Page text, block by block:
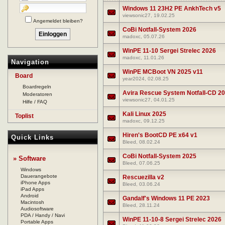
Angemeldet bleiben?
Navigation
Board
Boardregeln
Moderatoren
Hilfe / FAQ
Toplist
Quick Links
» Software
Windows
Dauerangebote
iPhone Apps
iPad Apps
Android
Macintosh
Audiosoftware
PDA / Handy / Navi
Portable Apps
Windows 11 23H2 PE AnkhTech v5
viewsonic27, 19.02.25
CoBi Notfall-System 2026
madoxc, 05.07.26
WinPE 11-10 Sergei Strelec 2026
madoxc, 11.01.26
WinPE MCBoot VN 2025 v11
year2024, 02.08.25
Avira Rescue System Notfall-CD
viewsonic27, 04.01.25
Kali Linux 2025
madoxc, 09.12.25
Hiren's BootCD PE x64 v1
Bleed , 08.02.24
CoBi Notfall-System 2025
Bleed , 07.06.25
Rescuezilla v2
Bleed , 03.06.24
Gandalf's Windows 11 PE 2023
Bleed , 28.11.24
WinPE 11-10-8 Sergei Strelec 2026